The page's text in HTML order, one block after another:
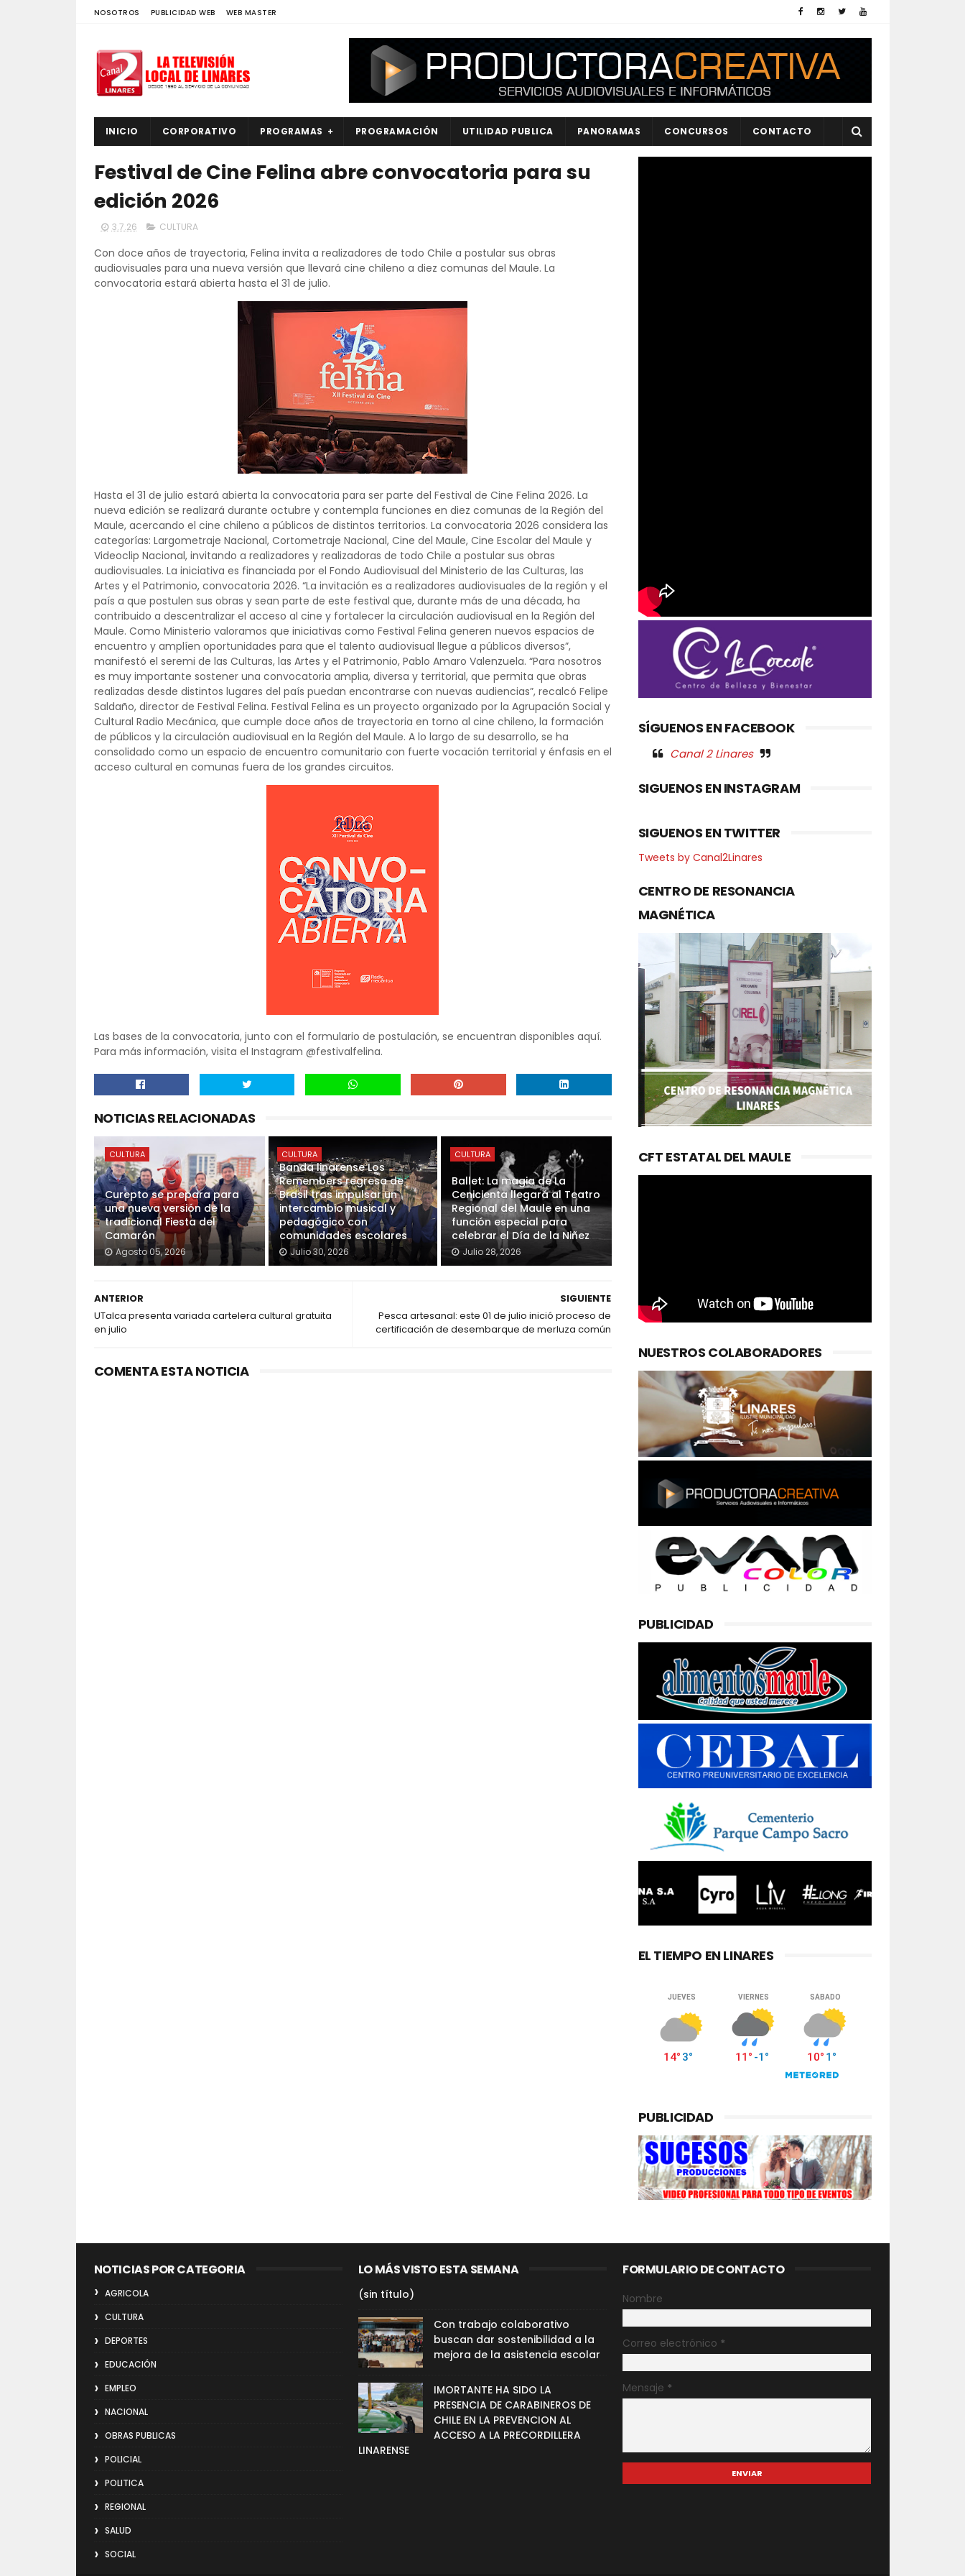
NOSOTROS PUBLICIDAD WEB WEB MASTER
INICIO CORPORATIVO PROGRAMAS PROGRAMACIÓN UTILIDAD PUBLICA PANORAMAS CONCURSOS CONTACTO
Festival de Cine Felina abre convocatoria para su
edición 2026
3.7.26 CULTURA
Con doce años de trayectoria, Felina invita a realizadores de todo Chile a postular sus obras
audiovisuales para una nueva versión que llevará cine chileno a diez comunas del Maule. La
convocatoria estará abierta hasta el 31 de julio.
Hasta el 31 de julio estará abierta la convocatoria para ser parte del Festival de Cine Felina 2026. La
nueva edición se realizará durante octubre y contempla funciones en diez comunas de la Región del
Maule, acercando el cine chileno a públicos de distintos territorios. La convocatoria 2026 considera las
categorías: Largometraje Nacional, Cortometraje Nacional, Cine del Maule, Cine Escolar del Maule y
Videoclip Nacional, invitando a realizadores y realizadoras de todo Chile a postular sus obras
audiovisuales. La iniciativa es financiada por el Fondo Audiovisual del Ministerio de las Culturas, las
Artes y el Patrimonio, convocatoria 2026. “La invitación es a realizadores audiovisuales de la región y el
país a que postulen sus obras y sean parte de este festival que, durante más de una década, ha
contribuido a descentralizar el acceso al cine y fortalecer la circulación audiovisual en la Región del
Maule. Como Ministerio valoramos que iniciativas como Festival Felina generen nuevos espacios de
encuentro y amplíen oportunidades para que el talento audiovisual llegue a públicos diversos”,
manifestó el seremi de las Culturas, las Artes y el Patrimonio, Pablo Amaro Valenzuela. “Para nosotros
es muy importante sostener una convocatoria amplia, diversa y territorial, que permita que obras
realizadas desde distintos lugares del país puedan encontrarse con nuevas audiencias”, recalcó Felipe
Saldaño, director de Festival Felina. Festival Felina es un proyecto organizado por la Agrupación Social y
Cultural Radio Mecánica, que cumple doce años de trayectoria en torno al cine chileno, la formación
de públicos y la circulación audiovisual en la Región del Maule. A lo largo de su desarrollo, se ha
consolidado como un espacio de encuentro comunitario con fuerte vocación territorial y énfasis en el
acceso cultural en comunas fuera de los grandes circuitos.
Las bases de la convocatoria, junto con el formulario de postulación, se encuentran disponibles aquí.
Para más información, visita el Instagram @festivalfelina.
NOTICIAS RELACIONADAS
CULTURA
Curepto se prepara para
una nueva versión de la
tradicional Fiesta del
Camarón
Agosto 05, 2026
CULTURA
Banda linarense Los
Remembers regresa de
Brasil tras impulsar un
intercambio musical y
pedagógico con
comunidades escolares
Julio 30, 2026
CULTURA
Ballet: La magia de La
Cenicienta llegará al Teatro
Regional del Maule en una
función especial para
celebrar el Día de la Niñez
Julio 28, 2026
SIGUIENTE
Pesca artesanal: este 01 de julio inició proceso de
certificación de desembarque de merluza común
ANTERIOR
UTalca presenta variada cartelera cultural gratuita
en julio
COMENTA ESTA NOTICIA
SÍGUENOS EN FACEBOOK
Canal 2 Linares
SIGUENOS EN INSTAGRAM
SIGUENOS EN TWITTER
Tweets by Canal2Linares
CENTRO DE RESONANCIA
MAGNÉTICA
CFT ESTATAL DEL MAULE
NUESTROS COLABORADORES
PUBLICIDAD
EL TIEMPO EN LINARES
PUBLICIDAD
NOTICIAS POR CATEGORIA
AGRICOLA
CULTURA
DEPORTES
EDUCACIÓN
EMPLEO
NACIONAL
OBRAS PUBLICAS
POLICIAL
POLITICA
REGIONAL
SALUD
SOCIAL
LO MÁS VISTO ESTA SEMANA
(sin título)
Con trabajo colaborativo
buscan dar sostenibilidad a la
mejora de la asistencia escolar
IMORTANTE HA SIDO LA
PRESENCIA DE CARABINEROS DE
CHILE EN LA PREVENCION AL
ACCESO A LA PRECORDILLERA
LINARENSE
FORMULARIO DE CONTACTO
Nombre
Correo electrónico *
Mensaje *